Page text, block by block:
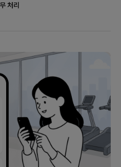
처리